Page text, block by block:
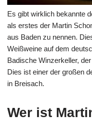
Es gibt wirklich bekannte
als erstes der Martin
aus Baden zu nennen.
Weißweine auf dem
Badische Winzerkeller,
Dies ist einer der großen
in Breisach.
Wer ist